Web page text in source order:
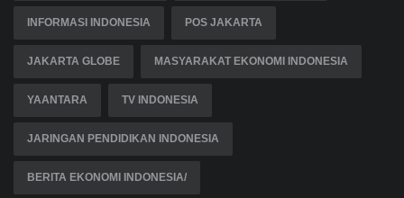
INFORMASI INDONESIA POS JAKARTA
JAKARTA GLOBE MASYARAKAT EKONOMI INDONESIA
YAANTARA TV INDONESIA
JARINGAN PENDIDIKAN INDONESIA
BERITA EKONOMI INDONESIA/